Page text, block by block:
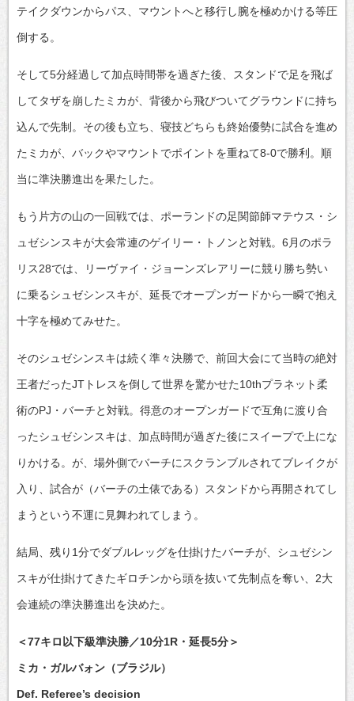
テイクダウンからパス、マウントへと移行し腕を極めかける等圧
倒する。
そして5分経過して加点時間帯を過ぎた後、スタンドで足を飛ば
してタザを崩したミカが、背後から飛びついてグラウンドに持ち
込んで先制。その後も立ち、寝技どちらも終始優勢に試合を進め
たミカが、バックやマウントでポイントを重ねて8-0で勝利。順
当に準決勝進出を果たした。
もう片方の山の一回戦では、ポーランドの足関節師マテウス・シ
ュゼシンスキが大会常連のゲイリー・トノンと対戦。6月のポラ
リス28では、リーヴァイ・ジョーンズレアリーに競り勝ち勢い
に乗るシュゼシンスキが、延長でオープンガードから一瞬で抱え
十字を極めてみせた。
そのシュゼシンスキは続く準々決勝で、前回大会にて当時の絶対
王者だったJTトレスを倒して世界を驚かせた10thプラネット柔
術のPJ・バーチと対戦。得意のオープンガードで互角に渡り合
ったシュゼシンスキは、加点時間が過ぎた後にスイープで上にな
りかける。が、場外側でバーチにスクランブルされてブレイクが
入り、試合が（バーチの土俵である）スタンドから再開されてし
まうという不運に見舞われてしまう。
結局、残り1分でダブルレッグを仕掛けたバーチが、シュゼシン
スキが仕掛けてきたギロチンから頭を抜いて先制点を奪い、2大
会連続の準決勝進出を決めた。
＜77キロ以下級準決勝／10分1R・延長5分＞
ミカ・ガルバォン（ブラジル）
Def. Referee’s decision